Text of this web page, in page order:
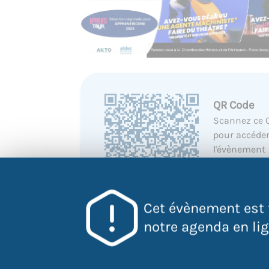
Cet évènement
notre agenda en
QR Code
Scannez ce
pour
l'évènement